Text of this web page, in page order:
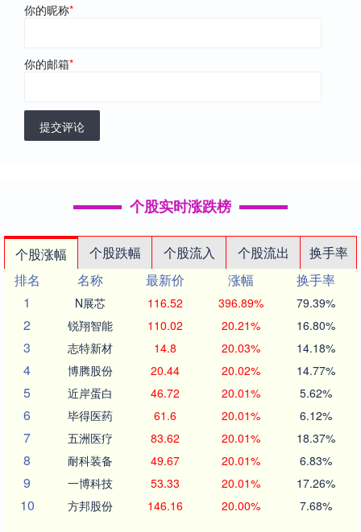
你的昵称*
你的邮箱*
提交评论
个股实时涨跌榜
个股涨幅 个股跌幅 个股流入 个股流出
换手率
排名
名称 最新价 涨幅
换手率
1
N展芯 116.52 396.89% 79.39%
2 锐翔智能 110.02 20.21% 16.80%
3 志特新材 14.8 20.03% 14.18%
4 博腾股份 20.44 20.02% 14.77%
5 近岸蛋白 46.72 20.01% 5.62%
6 毕得医药 61.6 20.01% 6.12%
7 五洲医疗 83.62 20.01% 18.37%
8 耐科装备 49.67 20.01% 6.83%
9 一博科技 53.33 20.01% 17.26%
10 方邦股份 146.16 20.00% 7.68%